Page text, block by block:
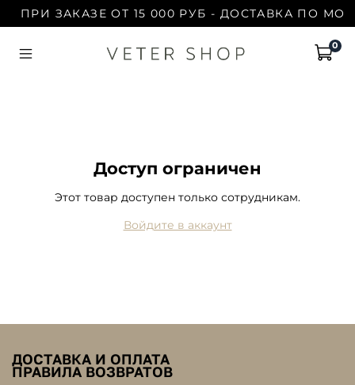
ПРИ ЗАКАЗЕ ОТ 15 000 РУБ - ДОСТАВКА ПО
0
Доступ ограничен
Этот товар доступен только сотрудникам.
Войдите в аккаунт
ДОСТАВКА И ОПЛАТА
ПРАВИЛА ВОЗВРАТОВ